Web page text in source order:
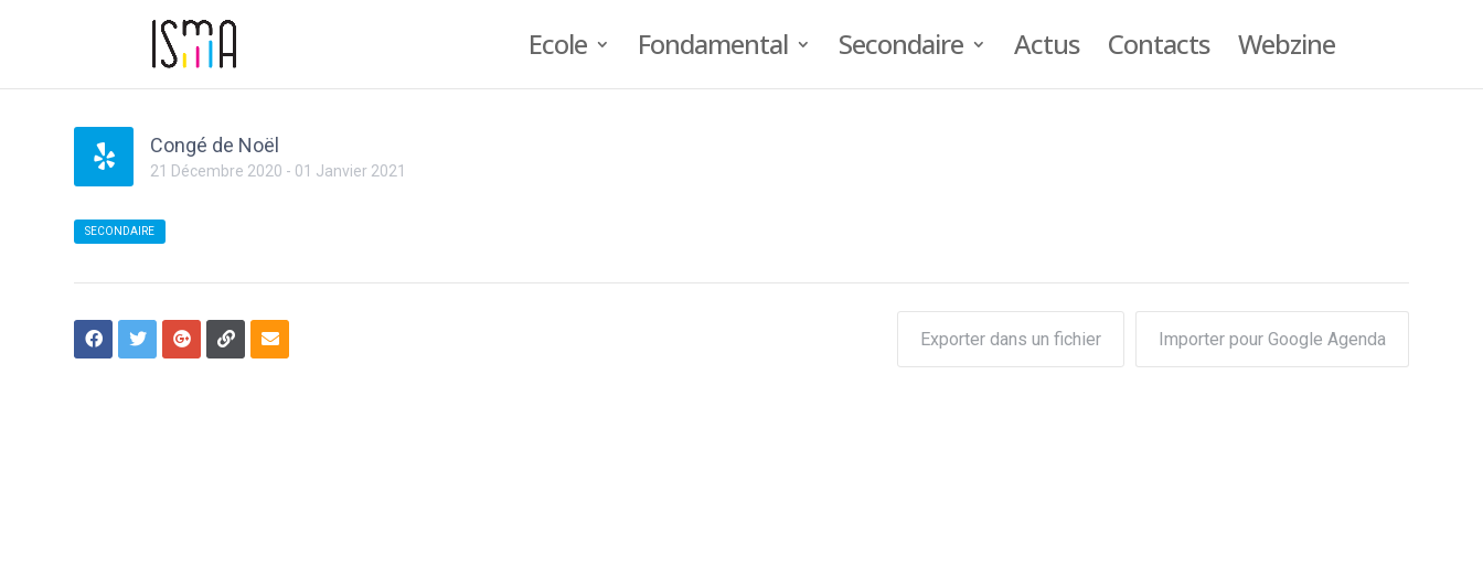
Ecole Fondamental Secondaire Actus Contacts Webzine
Congé de Noël
21 Décembre 2020 - 01 Janvier 2021
SECONDAIRE
Exporter dans un fichier Importer pour Google Agenda